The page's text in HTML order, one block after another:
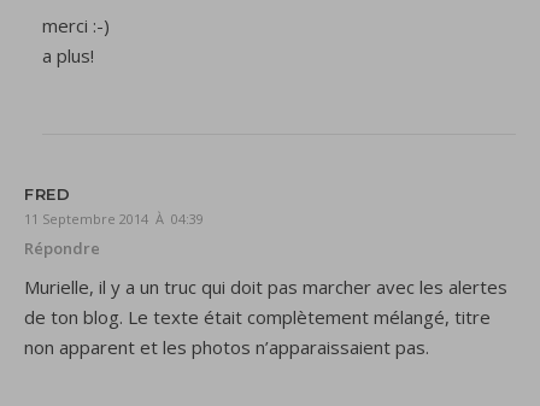
merci :-)
a plus!
FRED
11 Septembre 2014 À 04:39
Répondre
Murielle, il y a un truc qui doit pas marcher avec les alertes
de ton blog. Le texte était complètement mélangé, titre
non apparent et les photos n’apparaissaient pas.